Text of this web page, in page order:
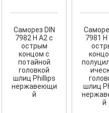
остатков по ценам 2020 года!
Саморез DIN
7982 H A2 с
острым
концом с
потайной
головкой
шлиц Phillips
нержавеющи
й
7981 H
шлиц
й